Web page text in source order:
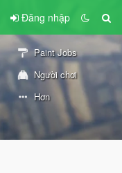
Đăng nhập
Paint Jobs
Người chơi
Hơn